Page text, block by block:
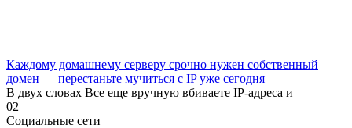
Каждому домашнему серверу срочно нужен собственный
домен — перестаньте мучиться с IP уже сегодня
В двух словах Все еще вручную вбиваете IP-адреса и
02
Социальные сети